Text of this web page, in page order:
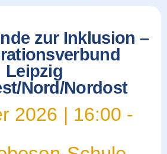
zur Inklusion –
Leipzig
Nord/Nordost
2026 | 16:00 -